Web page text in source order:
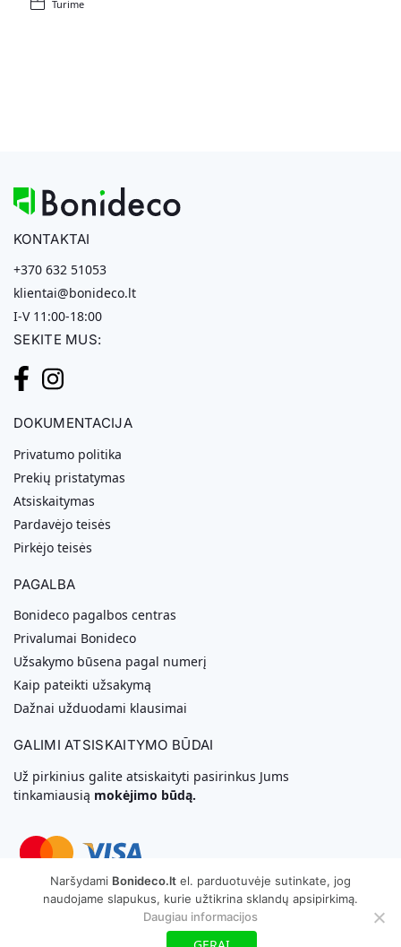
Turime
KONTAKTAI
+370 632 51053
klientai@bonideco.lt
I-V 11:00-18:00
SEKITE MUS:
DOKUMENTACIJA
Privatumo politika
Prekių pristatymas
Atsiskaitymas
Pardavėjo teisės
Pirkėjo teisės
PAGALBA
Bonideco pagalbos centras
Privalumai Bonideco
Užsakymo būsena pagal numerį
Kaip pateikti užsakymą
Dažnai užduodami klausimai
GALIMI ATSISKAITYMO BŪDAI
Už pirkinius galite atsiskaityti pasirinkus Jums
tinkamiausią mokėjimo būdą.
Svetainių Kūrimas
Naršydami Bonideco.lt el. parduotuvėje sutinkate, jog
naudojame slapukus, kurie užtikrina sklandų apsipirkimą.
Daugiau informacijos